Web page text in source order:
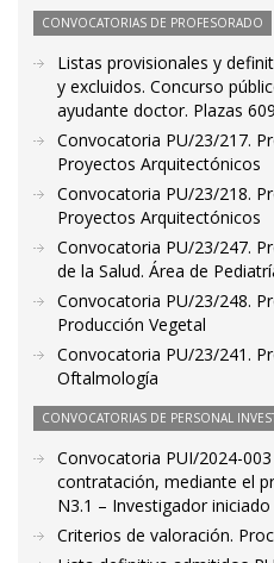
CONVOCATORIAS DE PROFESORADO
Listas provisionales y
y excluidos. Concurso
ayudante doctor. Plazas
Convocatoria PU/23/217.
Proyectos Arquitectónicos
Convocatoria PU/23/218.
Proyectos Arquitectónicos
Convocatoria PU/23/247.
de la Salud. Área de
Convocatoria PU/23/248.
Producción Vegetal
Convocatoria PU/23/241.
Oftalmología
CONVOCATORIAS DE PERSONAL
Convocatoria PUI/2024-
contratación, mediante el
N3.1 – Investigador iniciado
Criterios de valoración.